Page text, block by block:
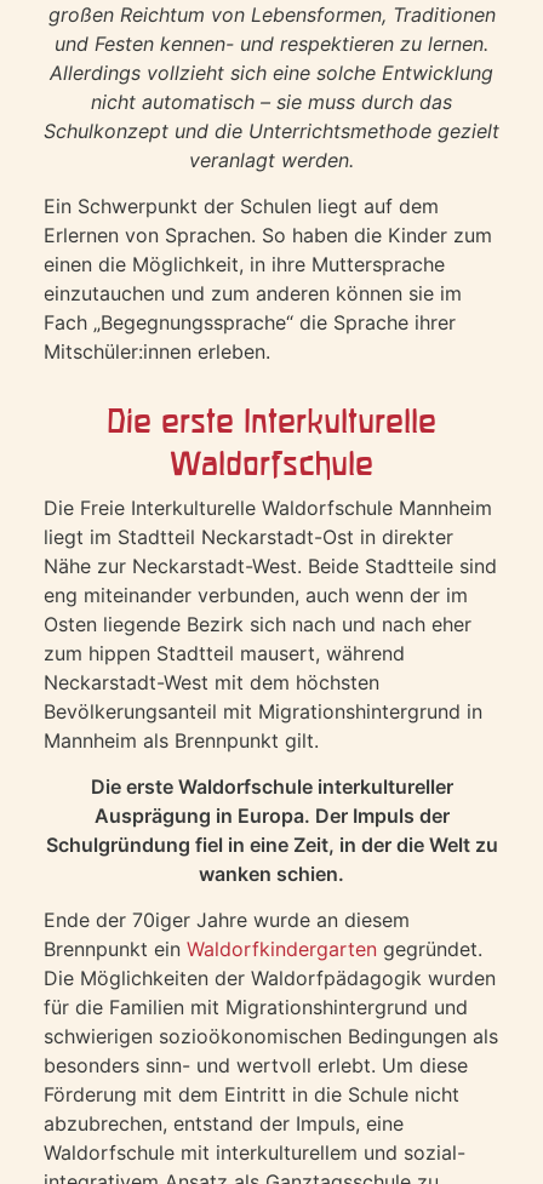
großen Reichtum von Lebensformen, Traditionen
und Festen kennen- und respektieren zu lernen.
Allerdings vollzieht sich eine solche Entwicklung
nicht automatisch – sie muss durch das
Schulkonzept und die Unterrichtsmethode gezielt
veranlagt werden.
Ein Schwerpunkt der Schulen liegt auf dem
Erlernen von Sprachen. So haben die Kinder zum
einen die Möglichkeit, in ihre Muttersprache
einzutauchen und zum anderen können sie im
Fach „Begegnungssprache“ die Sprache ihrer
Mitschüler:innen erleben.
Die erste Interkulturelle
Waldorfschule
Die Freie Interkulturelle Waldorfschule Mannheim
liegt im Stadtteil Neckarstadt-Ost in direkter
Nähe zur Neckarstadt-West. Beide Stadtteile sind
eng miteinander verbunden, auch wenn der im
Osten liegende Bezirk sich nach und nach eher
zum hippen Stadtteil mausert, während
Neckarstadt-West mit dem höchsten
Bevölkerungsanteil mit Migrationshintergrund in
Mannheim als Brennpunkt gilt.
Die erste Waldorfschule interkultureller
Ausprägung in Europa. Der Impuls der
Schulgründung fiel in eine Zeit, in der die Welt zu
wanken schien.
Ende der 70iger Jahre wurde an diesem
Brennpunkt ein Waldorfkindergarten gegründet.
Die Möglichkeiten der Waldorfpädagogik wurden
für die Familien mit Migrationshintergrund und
schwierigen sozioökonomischen Bedingungen als
besonders sinn- und wertvoll erlebt. Um diese
Förderung mit dem Eintritt in die Schule nicht
abzubrechen, entstand der Impuls, eine
Waldorfschule mit interkulturellem und sozial-